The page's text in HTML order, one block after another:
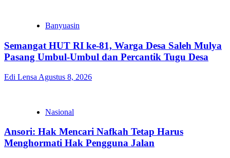
Banyuasin
Semangat HUT RI ke-81, Warga Desa Saleh Mulya
Pasang Umbul-Umbul dan Percantik Tugu Desa
Edi Lensa Agustus 8, 2026
Nasional
Ansori: Hak Mencari Nafkah Tetap Harus
Menghormati Hak Pengguna Jalan